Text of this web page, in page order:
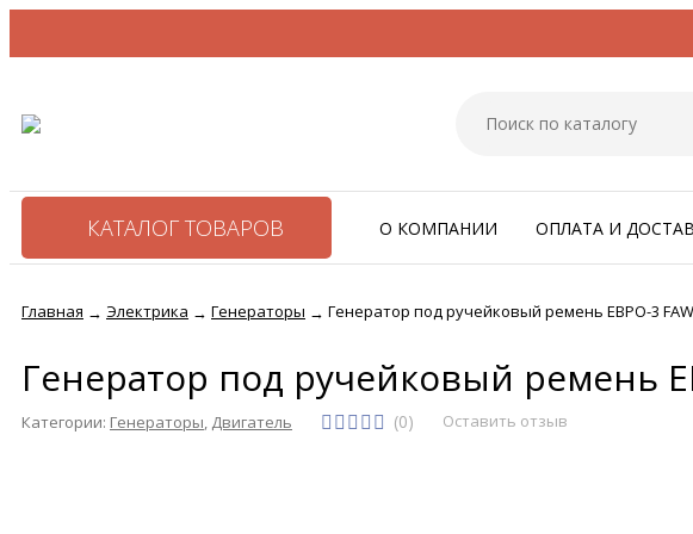
КАТАЛОГ ТОВАРОВ О КОМПАНИИ ОПЛАТА И
Главная → Электрика → Генераторы → Генератор под ручейковый ремень ЕВРО-3 FAW
Генератор под ручейковый ремень
Категории: Генераторы Двигатель (0) Оставить отзыв